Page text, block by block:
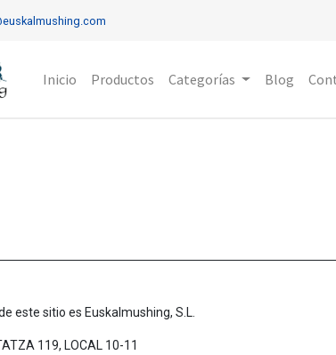
Inicio Productos Categorías Blog
este sitio es Euskalmushing, S.L.
119, LOCAL 10-11